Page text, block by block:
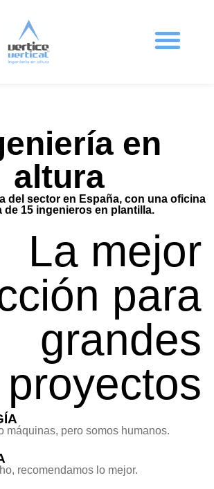
en
altura
del sector en España, con una oficina
de 15 ingenieros en plantilla.
La mejor
para
grandes
proyectos
máquinas, pero somos humanos.
recomendamos lo mejor.